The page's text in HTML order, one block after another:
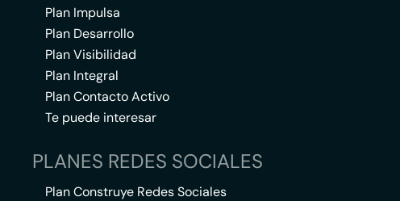
Plan Impulsa
Plan Desarrollo
Plan Visibilidad
Plan Integral
Plan Contacto Activo
Te puede interesar
PLANES REDES SOCIALES
Plan Construye Redes Sociales